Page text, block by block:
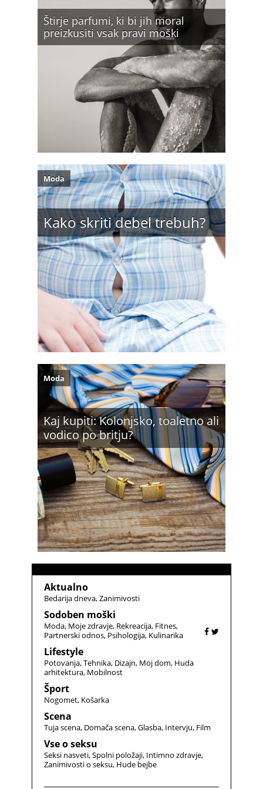
Štirje parfumi, ki bi jih moral
preizkusiti vsak pravi moški
Kako skriti debel trebuh?
Moda
Kaj kupiti: Kolonjsko, toaletno ali
vodico po britju?
Moda
Aktualno
Bedarija dneva Zanimivosti
Sodoben moški
Moda Moje zdravje Rekreacija Fitnes
Partnerski odnos Psihologija Kulinarika
Lifestyle
Potovanja Tehnika Dizajn Moj dom Huda
arhitektura Mobilnost
Šport
Nogomet Košarka
Scena
Tuja scena Domača scena Glasba Intervju Film
Vse o seksu
Seksi nasveti Spolni položaji Intimno zdravje
Zanimivosti o seksu Hude bejbe